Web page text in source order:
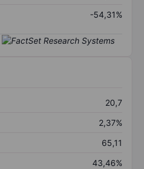
-54,31%
20,7
2,37%
65,11
43,46%